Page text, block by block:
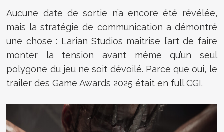
Aucune date de sortie n’a encore été révélée,
mais la stratégie de communication a démontré
une chose : Larian Studios maîtrise l’art de faire
monter la tension avant même qu’un seul
polygone du jeu ne soit dévoilé. Parce que oui, le
trailer des Game Awards 2025 était en full CGI.